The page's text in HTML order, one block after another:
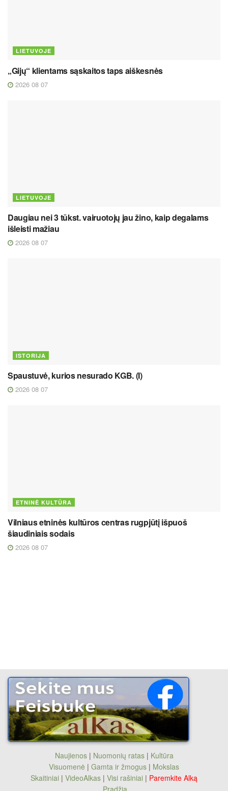
LIETUVOJE
„Gijų“ klientams sąskaitos taps aiškesnės
2026 08 07
LIETUVOJE
Daugiau nei 3 tūkst. vairuotojų jau žino, kaip degalams
išleisti mažiau
2026 08 07
ISTORIJA
Spaustuvė, kurios nesurado KGB. (I)
2026 08 07
ETNINĖ KULTŪRA
Vilniaus etninės kultūros centras rugpjūtį išpuoš
šiaudiniais sodais
2026 08 07
Naujienos| Nuomonių ratas| Kultūra
Visuomenė | Gamta ir žmogus | Mokslas
Skaitiniai | VideoAlkas | Visi rašiniai | Paremkite Alką